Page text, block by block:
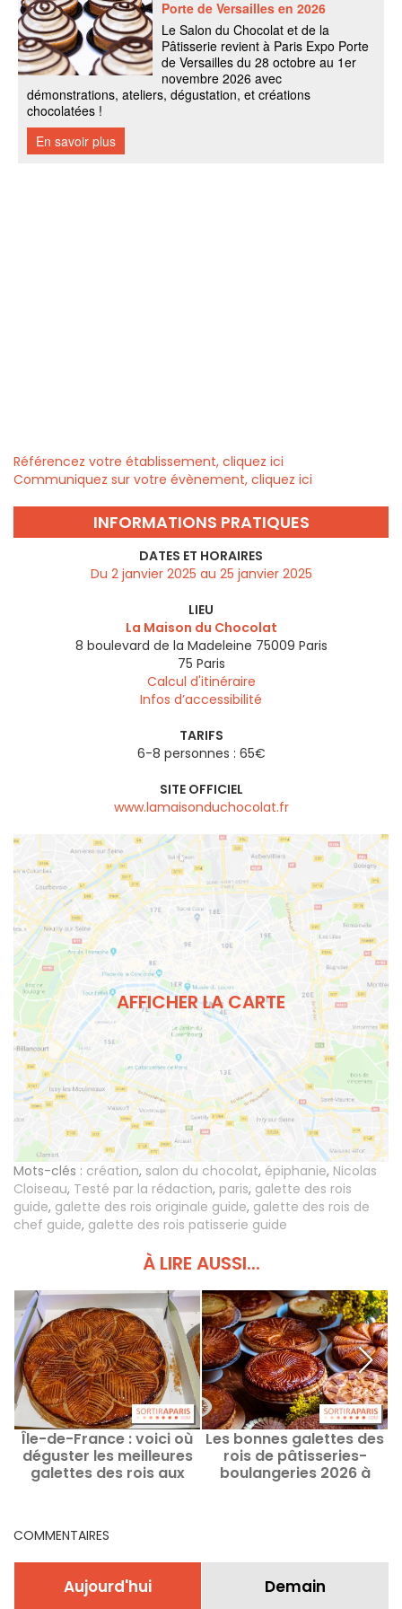
Référencez votre établissement, cliquez ici
Communiquez sur votre évènement, cliquez ici
INFORMATIONS PRATIQUES
DATES ET HORAIRES
Du 2 janvier 2025 au 25 janvier 2025
LIEU
La Maison du Chocolat
8 boulevard de la Madeleine 75009 Paris
75 Paris
Calcul d'itinéraire
Infos d’accessibilité
TARIFS
6-8 personnes : 65€
SITE OFFICIEL
www.lamaisonduchocolat.fr
AFFICHER LA CARTE
Mots-clés : création, salon du chocolat, épiphanie, Nicolas
Cloiseau, Testé par la rédaction, paris, galette des rois
guide, galette des rois originale guide, galette des rois de
chef guide, galette des rois patisserie guide
À LIRE AUSSI...
Île-de-France : voici où
déguster les meilleures
galettes des rois aux
Les bonnes galettes des
rois de pâtisseries-
boulangeries 2026 à
COMMENTAIRES
Aujourd'hui Demain